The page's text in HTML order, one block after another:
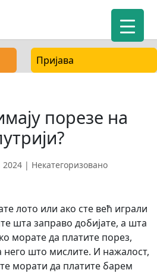
Пријава
порезе на
2024 | Некатегоризовано
лото или ако сте већ играли
шта заправо добијате, а шта
морате да платите порез,
што мислите. И нажалост,
морати да платите барем